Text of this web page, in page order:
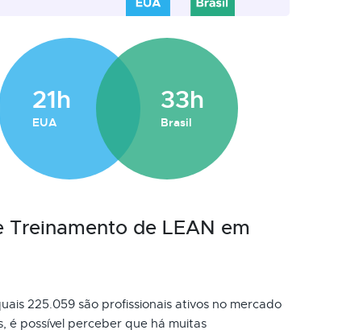
21h
EUA
33h
Brasil
de LEAN em
225.059 são profissionais ativos no mercado
é possível perceber que há muitas